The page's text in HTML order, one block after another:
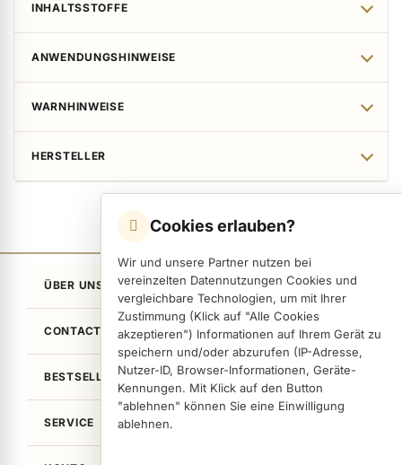
Cookies erlauben?
Wir und unsere Partner nutzen bei
vereinzelten Datennutzungen Cookies und
vergleichbare Technologien, um mit Ihrer
Zustimmung (Klick auf "Alle Cookies
akzeptieren") Informationen auf Ihrem Gerät zu
speichern und/oder abzurufen (IP-Adresse,
Nutzer-ID, Browser-Informationen, Geräte-
Kennungen. Mit Klick auf den Button
"ablehnen" können Sie eine Einwilligung
ablehnen.
INHALTSSTOFFE
ANWENDUNGSHINWEISE
WARNHINWEISE
HERSTELLER
ÜBER UNS
CONTACT
BESTSELLER
SERVICE